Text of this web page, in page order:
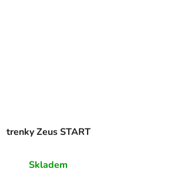
trenky Zeus START
Skladem